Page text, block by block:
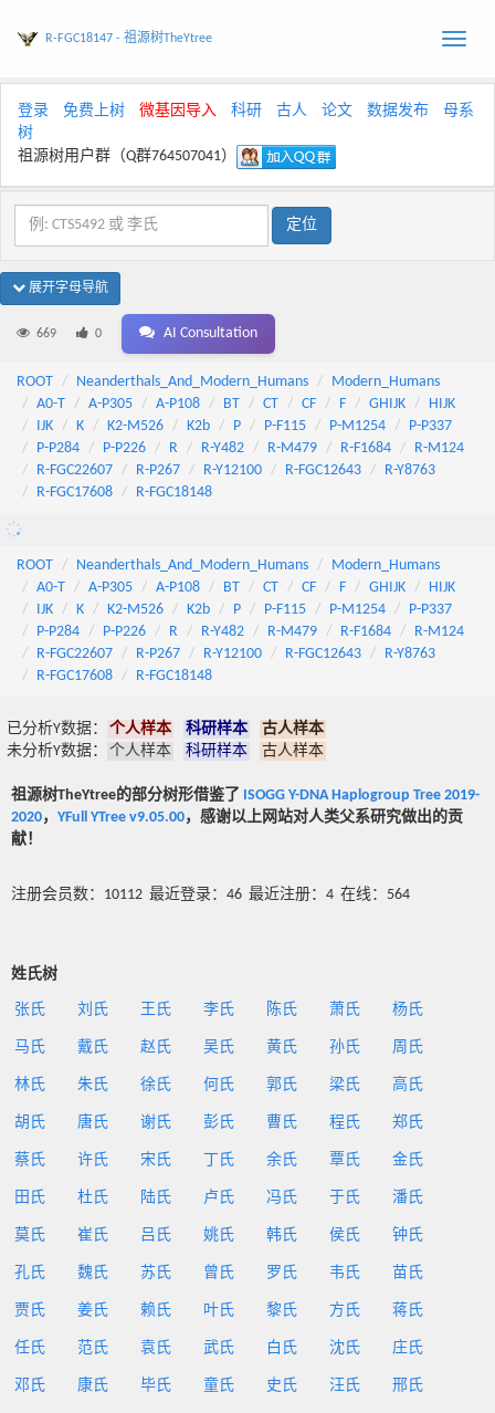
Toggle
R-FGC18147 - 祖源树TheYtree
登录 免费上树 微基因导入 科研 古人 论文 数据发布
母系
树
祖源树用户群（Q群764507041）
展开字母导航
669 0 AI Consultation
ROOT Neanderthals_And_Modern_Humans
Modern_Humans
A0-T
A-P305 A-P108 BT CT CF F GHIJK
HIJK
IJK
K K2-M526 K2b P P-F115 P-M1254
P-P337
P-P284
P-P226 R R-Y482 R-M479 R-F1684
R-M124
R-FGC22607
R-P267 R-Y12100 R-FGC12643
R-Y8763
R-FGC17608
R-FGC18148
ROOT Neanderthals_And_Modern_Humans
Modern_Humans
A0-T
A-P305 A-P108 BT CT CF F GHIJK
HIJK
IJK
K K2-M526 K2b P P-F115 P-M1254
P-P337
P-P284
P-P226 R R-Y482 R-M479 R-F1684
R-M124
R-FGC22607
R-P267 R-Y12100 R-FGC12643
R-Y8763
R-FGC17608
R-FGC18148
已分析Y数据： 个人样本 科研样本
古人样本
未分析Y数据：
个人样本 科研样本 古人样本
祖源树TheYtree的部分树形借鉴了 ISOGG Y-DNA Haplogroup Tree 2019-
2020， YFull YTree v9.05.00，感谢以上网站对人类父系研究做出的贡
献！
注册会员数：10112 最近登录：46 最近注册：4 在线：564
姓氏树
张氏 刘氏 王氏 李氏 陈氏 萧氏 杨氏
马氏 戴氏 赵氏 吴氏 黄氏 孙氏 周氏
林氏 朱氏 徐氏 何氏 郭氏 梁氏 高氏
胡氏 唐氏 谢氏 彭氏 曹氏 程氏 郑氏
蔡氏 许氏 宋氏 丁氏 余氏 覃氏 金氏
田氏 杜氏 陆氏 卢氏 冯氏 于氏 潘氏
莫氏 崔氏 吕氏 姚氏 韩氏 侯氏 钟氏
孔氏 魏氏 苏氏 曾氏 罗氏 韦氏 苗氏
贾氏 姜氏 赖氏 叶氏 黎氏 方氏 蒋氏
任氏 范氏 袁氏 武氏 白氏 沈氏 庄氏
邓氏 康氏 毕氏 童氏 史氏 汪氏 邢氏